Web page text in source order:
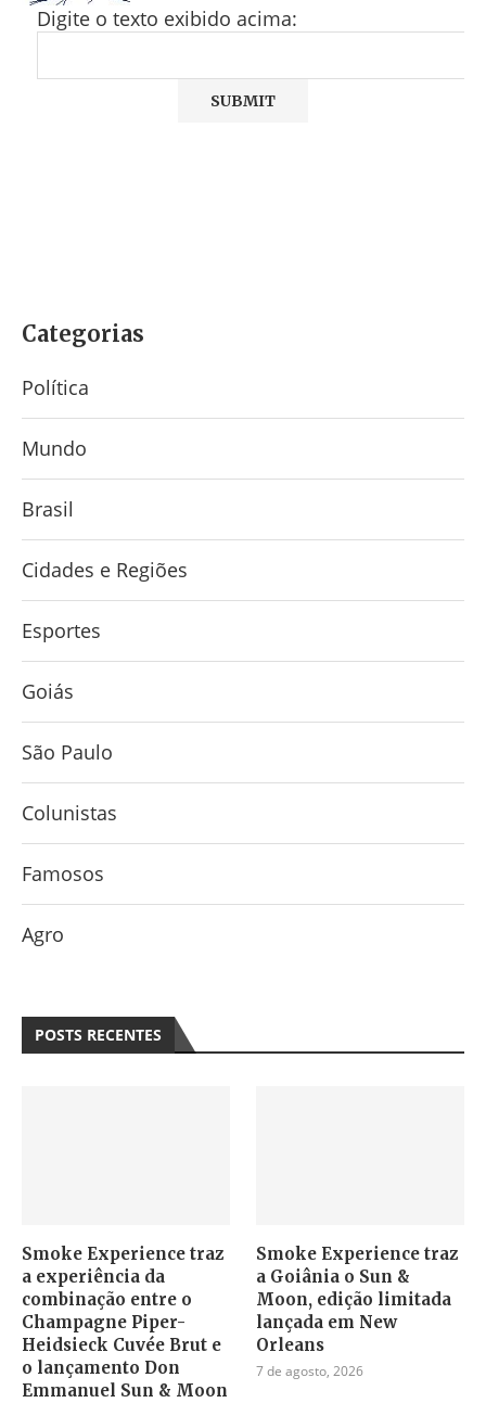
Digite o texto exibido acima:
Categorias
Política
Mundo
Brasil
Cidades e Regiões
Esportes
Goiás
São Paulo
Colunistas
Famosos
Agro
POSTS RECENTES
Smoke Experience traz
a experiência da
combinação entre o
Champagne Piper-
Heidsieck Cuvée Brut e
o lançamento Don
Emmanuel Sun & Moon
Smoke Experience traz
a Goiânia o Sun &
Moon, edição limitada
lançada em New
Orleans
7 de agosto, 2026